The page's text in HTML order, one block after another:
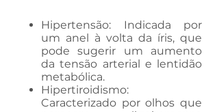
Hipertensão: Indicada por
um anel à volta da íris, que
pode sugerir um aumento
da tensão arterial e lentidão
metabólica.
Hipertiroidismo:
Caracterizado por olhos que